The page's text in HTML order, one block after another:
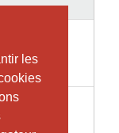
les
les